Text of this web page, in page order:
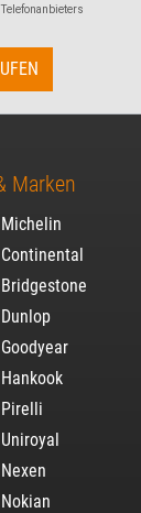
Marken
Michelin
Continental
Bridgestone
Dunlop
Goodyear
Hankook
Pirelli
Uniroyal
Nexen
Nokian